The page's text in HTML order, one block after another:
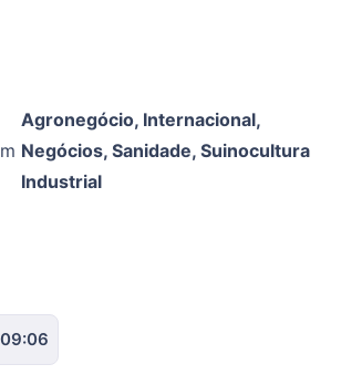
Agronegócio, Internacional,
Negócios, Sanidade, Suinocultura
Industrial